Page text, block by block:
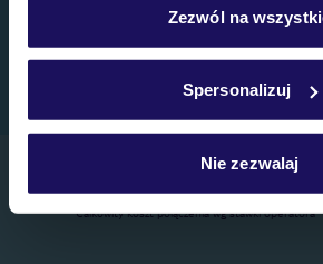
Szczegółowe informacje o plikach
Zezwól na
Spersonalizuj
Nie zezwalaj
Telefoniczne Centrum Rezerwacji
22 270 31 20
Całkowity koszt połączenia wg stawki operatora